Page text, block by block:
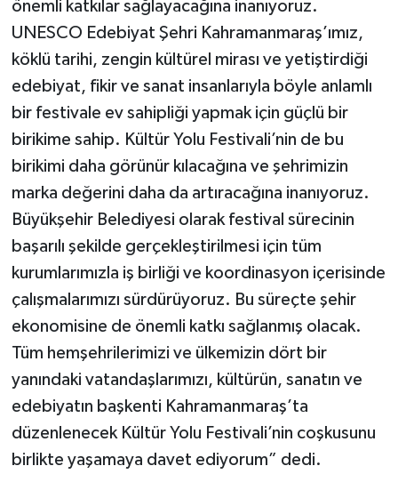
önemli katkılar sağlayacağına inanıyoruz.
UNESCO Edebiyat Şehri Kahramanmaraş’ımız,
köklü tarihi, zengin kültürel mirası ve yetiştirdiği
edebiyat, fikir ve sanat insanlarıyla böyle anlamlı
bir festivale ev sahipliği yapmak için güçlü bir
birikime sahip. Kültür Yolu Festivali’nin de bu
birikimi daha görünür kılacağına ve şehrimizin
marka değerini daha da artıracağına inanıyoruz.
Büyükşehir Belediyesi olarak festival sürecinin
başarılı şekilde gerçekleştirilmesi için tüm
kurumlarımızla iş birliği ve koordinasyon içerisinde
çalışmalarımızı sürdürüyoruz. Bu süreçte şehir
ekonomisine de önemli katkı sağlanmış olacak.
Tüm hemşehrilerimizi ve ülkemizin dört bir
yanındaki vatandaşlarımızı, kültürün, sanatın ve
edebiyatın başkenti Kahramanmaraş’ta
düzenlenecek Kültür Yolu Festivali’nin coşkusunu
birlikte yaşamaya davet ediyorum” dedi.